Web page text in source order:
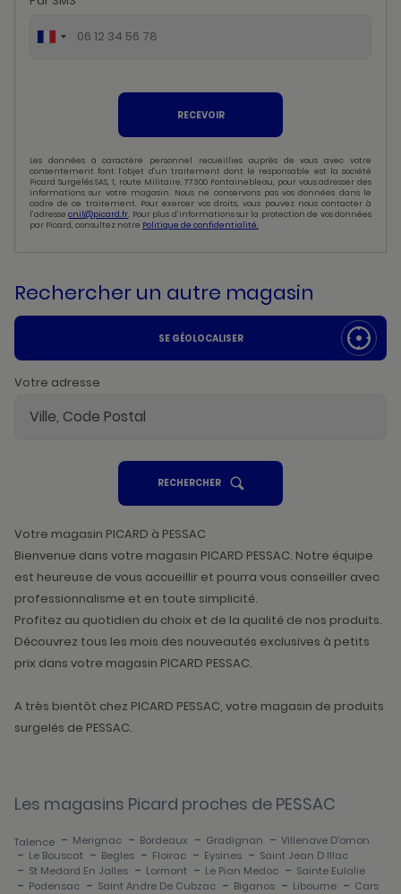
RECEVOIR
Les données à caractère personnel recueillies auprès de vous avec votre
consentement font l’objet d’un traitement dont le responsable est la société
Picard Surgelés SAS, 1, route Militaire, 77300 Fontainebleau, pour vous adresser des
informations sur votre magasin. Nous ne conservons pas vos données dans le
cadre de ce traitement. Pour exercer vos droits, vous pouvez nous contacter à
l’adressecnil@picard.fr. Pour plus d’informations sur la protection de vos données
par Picard, consultez notre Politique de confidentialité.
Rechercher un autre magasin
SE GÉOLOCALISER
Votre adresse
RECHERCHERUN
POINT
VENTE
Votre magasin PICARD à PESSAC
Bienvenue dans votre magasin PICARD PESSAC. Notre équipe
est heureuse de vous accueillir et pourra vous conseiller avec
professionnalisme et en toute simplicité.
Profitez au quotidien du choix et de la qualité de nos produits.
Découvrez tous les mois des nouveautés exclusives à petits
prix dans votre magasin PICARD PESSAC.
A très bientôt chez PICARD PESSAC, votre magasin de produits
surgelés de PESSAC.
Les magasins Picard proches de PESSAC
Talence - Merignac - Bordeaux - Gradignan - Villenave D'ornon
- Le Bouscat - Begles - Floirac - Eysines - Saint Jean D Illac
- St Medard En Jalles - Lormont - Le Pian Medoc - Sainte Eulalie
- Podensac - Saint Andre De Cubzac - Biganos - Libourne - Cars